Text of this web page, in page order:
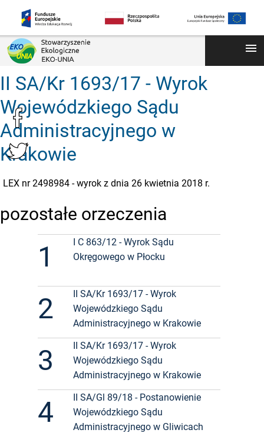
menu
II SA/Kr 1693/17 - Wyrok
Wojewódzkiego Sądu
Administracyjnego w
Krakowie
LEX nr 2498984 - wyrok z dnia 26 kwietnia 2018 r.
pozostałe orzeczenia
1
I C 863/12 - Wyrok Sądu
Okręgowego w Płocku
2
II SA/Kr 1693/17 - Wyrok
Wojewódzkiego Sądu
Administracyjnego w Krakowie
3
II SA/Kr 1693/17 - Wyrok
Wojewódzkiego Sądu
Administracyjnego w Krakowie
4
II SA/Gl 89/18 - Postanowienie
Wojewódzkiego Sądu
Administracyjnego w Gliwicach